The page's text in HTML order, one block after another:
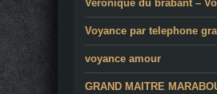
Veronique du brabant –
Voyance par telephone
voyance amour
GRAND MAITRE